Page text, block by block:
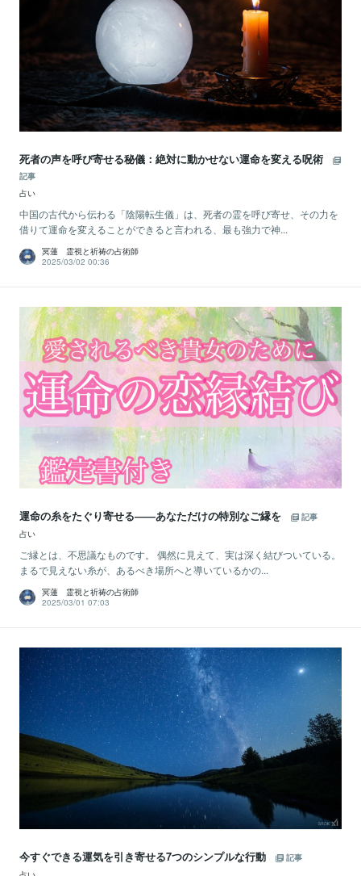
死者の声を呼び寄せる秘儀：絶対に動かせない運命を変える呪術
記事
占い
中国の古代から伝わる「陰陽転生儀」は、死者の霊を呼び寄せ、その力を
借りて運命を変えることができると言われる、最も強力で神...
冥蓮 霊視と祈祷の占術師
2025/03/02 00:36
運命の糸をたぐり寄せる――あなただけの特別なご縁を
記事
占い
ご縁とは、不思議なものです。 偶然に見えて、実は深く結びついている。
まるで見えない糸が、あるべき場所へと導いているかの...
冥蓮 霊視と祈祷の占術師
2025/03/01 07:03
今すぐできる運気を引き寄せる7つのシンプルな行動
記事